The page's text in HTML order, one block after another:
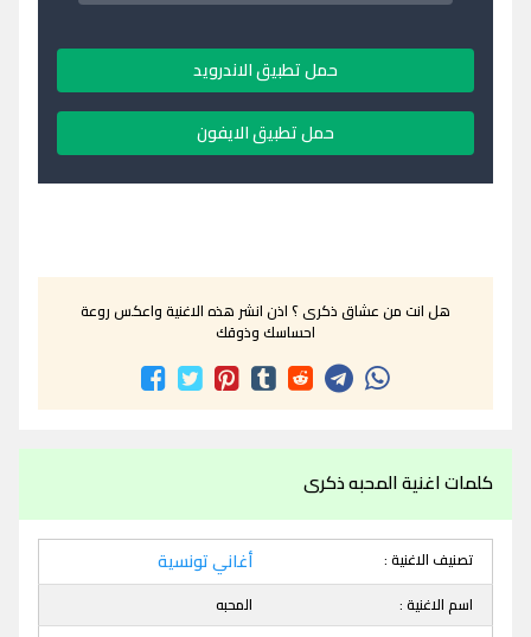
حمل تطبيق الاندرويد
حمل تطبيق الايفون
هل انت من عشاق ذكرى ؟ اذن انشر هذه الاغنية واعكس روعة
احساسك وذوقك
كلمات اغنية المحبه ذكرى
تصنيف الاغنية : أغاني تونسية
اسم الاغنية :
المحبه